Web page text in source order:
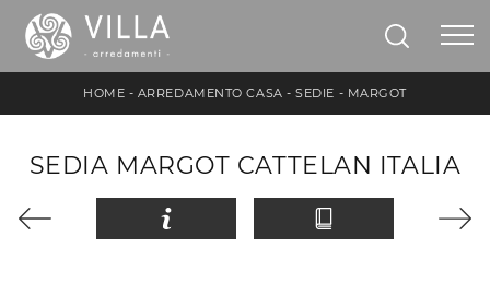
HOME - ARREDAMENTO CASA -SEDIE - MARGOT
SEDIA MARGOT CATTELAN ITALIA